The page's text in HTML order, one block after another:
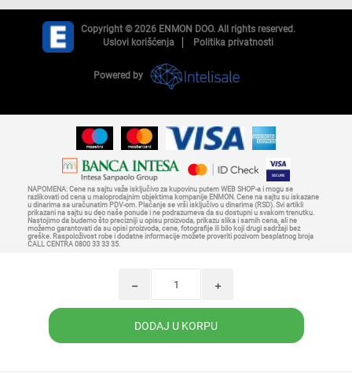
i
h
Copyright © 2026 ENMON DOO. All rights reserved.
Uslovi korišćenja
Politika privatnosti
Powered by
NAPOMENA: Cene na sajtu važe isključivo za kupovinu putem WEB SHOP-a i mogu se
razlikovati od cena u maloprodajnim objektima kompanije ENMON. Cene na sajtu su iskazane
u dinarima sa uračunatim PDV-om. Plaćanje se vrši isključivo u dinarima (RSD). Svi artikli
prikazani na sajtu su deo naše ponude i ne podrazumeva da su dostupni u svakom trenutku.
Nastojimo da budemo što precizniji u opisu proizvoda, prikazu slika i samih cena, ali ne
možemo garantovati da su opisi proizvoda, cene, fotografije ili bilo koji drugi sadržaji bez
greške. Raspoloživost robe i dodatne informacije možete proveriti pozivom besplatnog broja
CALL CENTRA 0800 33 33 35.